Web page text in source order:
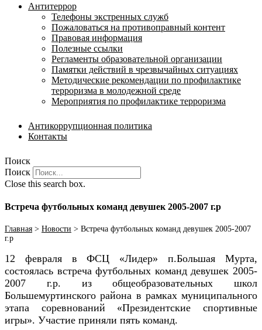
Антитеррор
Телефоны экстренных служб
Пожаловаться на противоправный контент
Правовая информация
Полезные ссылки
Регламенты образовательной организации
Памятки действий в чрезвычайных ситуациях
Методические рекомендации по профилактике
терроризма в молодежной среде
Мероприятия по профилактике терроризма
Антикоррупционная политика
Контакты
Поиск
Поиск
Close this search box.
Встреча футбольных команд девушек 2005-2007 г.р
Главная > Новости > Встреча футбольных команд девушек 2005-2007
г.р
12 февраля в ФСЦ «Лидер» п.Большая Мурта,
состоялась встреча футбольных команд девушек 2005-
2007 г.р. из общеобразовательных школ
Большемуртинского района в рамках муниципального
этапа соревнований «Президентские спортивные
игры». Участие приняли пять команд.